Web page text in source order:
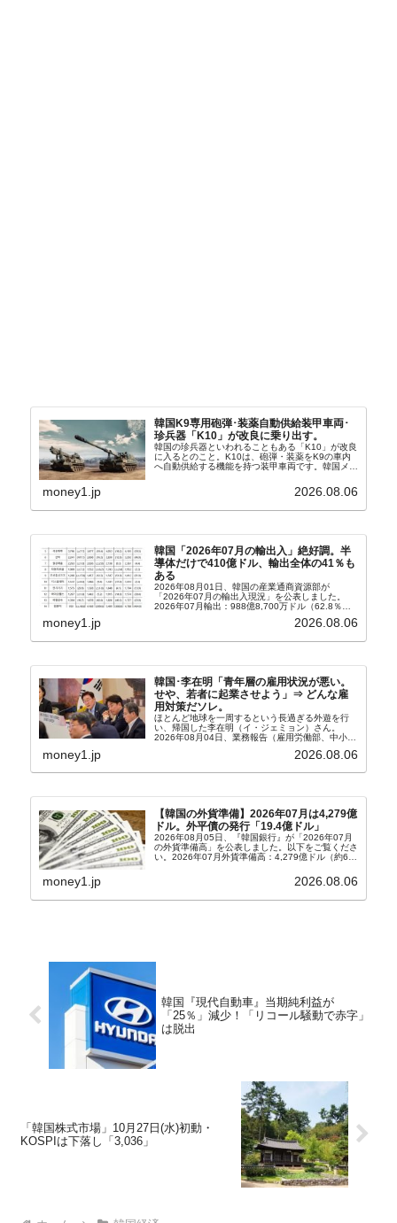
韓国K9専用砲弾･装薬自動供給装甲車両･
珍兵器「K10」が改良に乗り出す。
韓国の珍兵器といわれることもある「K10」が改良
に入るとのこと。K10は、砲弾・装薬をK9の車内
へ自動供給する機能を持つ装甲車両です。韓国メデ
から以下に一部を引きます。2005年に初めて...
money1.jp 2026.08.06
韓国「2026年07月の輸出入」絶好調。半
導体だけで410億ドル、輸出全体の41％も
ある
2026年08月01日、韓国の産業通商資源部が
「2026年07月の輸出入現況」を公表しました。
2026年07月輸出：988億8,700万ドル（62.8％）
money1.jp 2026.08.06
韓国･李在明「青年層の雇用状況が悪い。
せや、若者に起業させよう」⇒ どんな雇
用対策だソレ。
ほとんど地球を一周するという長過ぎる外遊を行
い、帰国した李在明（イ・ジェミョン）さん。
2026年08月04日、業務報告（雇用労働部、中小ベ
上、韓国大統領に成りおおせた李在明（イ・ジェミ
money1.jp 2026.08.06
【韓国の外貨準備】2026年07月は4,279億
ドル。外平債の発行「19.4億ドル」
2026年08月05日、『韓国銀行』が「2026年07月
の外貨準備高」を公表しました。以下をご覧くださ
い。2026年07月外貨準備高：4,279億ドル（約67
money1.jp 2026.08.06
韓国『現代自動車』当期純利益が
「25％」減少！「リコール騒動で赤字」
は脱出
「韓国株式市場」10月27日(水)初動・
KOSPIは下落し「3,036」